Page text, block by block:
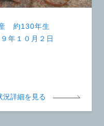
約130年生
年１０月２日
況詳細を見る